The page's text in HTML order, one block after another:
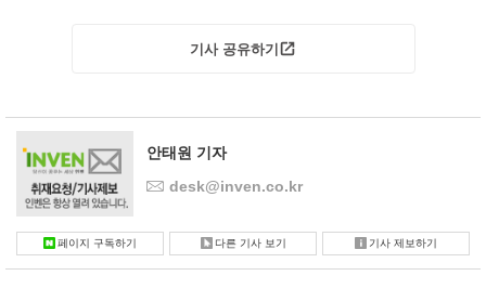
기사 공유하기
안태원 기자
desk@inven.co.kr
페이지 구독하기 다른 기사 보기 기사 제보하기